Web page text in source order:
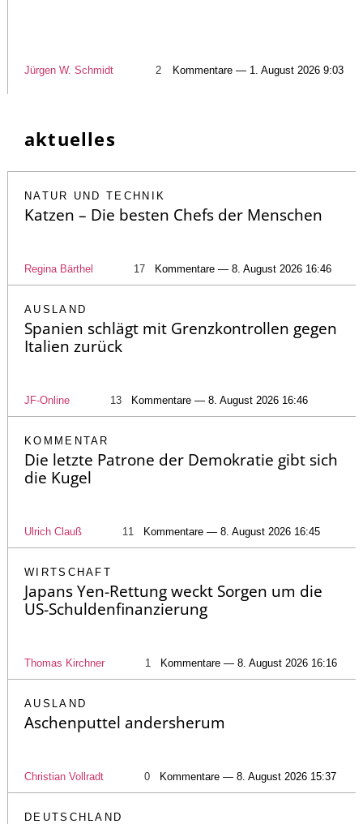
Jürgen W. Schmidt 2 Kommentare — 1. August 2026 9:03
aktuelles
NATUR UND TECHNIK
Katzen – Die besten Chefs der Menschen
Regina Bärthel 17 Kommentare — 8. August 2026 16:46
AUSLAND
Spanien schlägt mit Grenzkontrollen gegen
Italien zurück
JF-Online 13 Kommentare — 8. August 2026 16:46
KOMMENTAR
Die letzte Patrone der Demokratie gibt sich
die Kugel
Ulrich Clauß 11 Kommentare — 8. August 2026 16:45
WIRTSCHAFT
Japans Yen-Rettung weckt Sorgen um die
US-Schuldenfinanzierung
Thomas Kirchner 1 Kommentare — 8. August 2026 16:16
AUSLAND
Aschenputtel andersherum
Christian Vollradt 0 Kommentare — 8. August 2026 15:37
DEUTSCHLAND